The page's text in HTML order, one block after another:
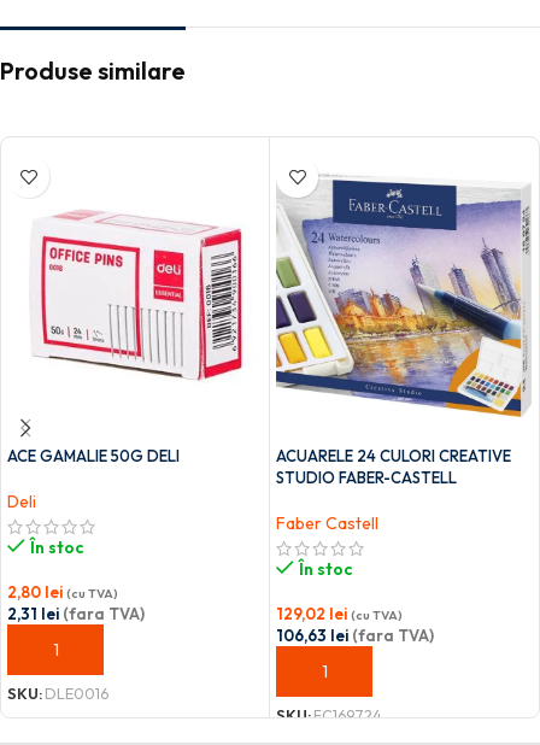
Produse similare
ACE GAMALIE 50G DELI
Deli
În stoc
2,80 lei (cu TVA)
2,31 lei (fara TVA)
ADAUGĂ ÎN COȘ
SKU:DLE0016
ACUARELE 24 CULORI CREATIVE
STUDIO FABER-CASTELL
Faber Castell
În stoc
129,02 lei (cu TVA)
106,63 lei (fara TVA)
ADAUGĂ ÎN COȘ
SKU:FC169724